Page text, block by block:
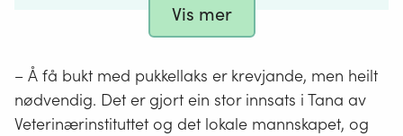
full skala over 400 meter elv.
Justert felle fungerte betre enn i 2023
Effektivt uttak i Tana er avgjerande for
å redusere spreiing til andre vassdrag.
Vis mer
– Å få bukt med pukkellaks er krevjande, men heilt
nødvendig. Det er gjort ein stor innsats i Tana av
Veterinærinstituttet og det lokale mannskapet, og